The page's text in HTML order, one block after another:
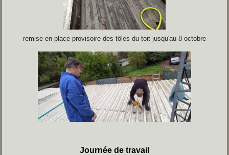
remise en place provisoire des tôles du toit jusqu'au 8 octobre
Journée de travail